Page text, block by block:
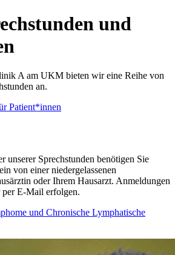
und
A am UKM bieten wir eine Reihe von
an.
Patient*innen
unserer Sprechstunden benötigen Sie
von einer niedergelassenen
oder Ihrem Hausarzt. Anmeldungen
per E-Mail erfolgen.
und Chronische Lymphatische